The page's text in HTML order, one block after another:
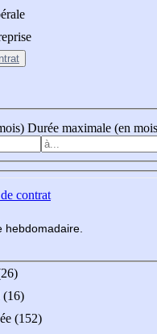
Durée maximale (en
contrat
hebdomadaire
(16)
(152)